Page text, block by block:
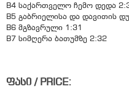
B4 საქართველო ჩემო დედა
B5 გაბრიელისა და დავითის
B6 მგზავრული 1:31
B7 სიმღერა ბათუმზე 2:32
ფასი / PRICE: